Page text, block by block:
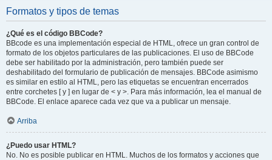
Formatos y tipos de temas
¿Qué es el código BBCode?
BBcode es una implementación especial de HTML, ofrece un gran control de
formato de los objetos particulares de las publicaciones. El uso de BBCode
debe ser habilitado por la administración, pero también puede ser
deshabilitado del formulario de publicación de mensajes. BBCode asimismo
es similar en estilo al HTML, pero las etiquetas se encuentran encerrados
entre corchetes [ y ] en lugar de < y >. Para más información, lea el manual de
BBCode. El enlace aparece cada vez que va a publicar un mensaje.
Arriba
¿Puedo usar HTML?
No. No es posible publicar en HTML. Muchos de los formatos y acciones que